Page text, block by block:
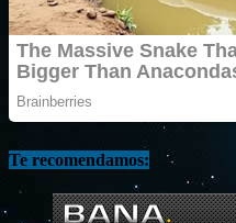
Te recomendamos: